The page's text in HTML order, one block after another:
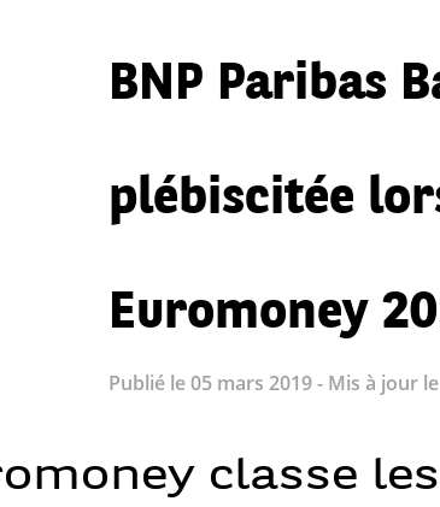
BNP Paribas
plébiscitée
Euromoney
Publié le 05 mars 2019 - Mis à jour
classe les